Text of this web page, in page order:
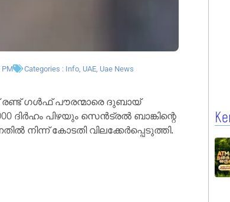
PM Categories : Info UAE Uae News
ഗൾഫ് പൗരന്മാരെ ദുബായ്
ദിർഹം പിഴയും സെൻട്രൽ ബാങ്കിന്റെ
നിന്ന് കോടതി വിലക്കേർപ്പെടുത്തി.